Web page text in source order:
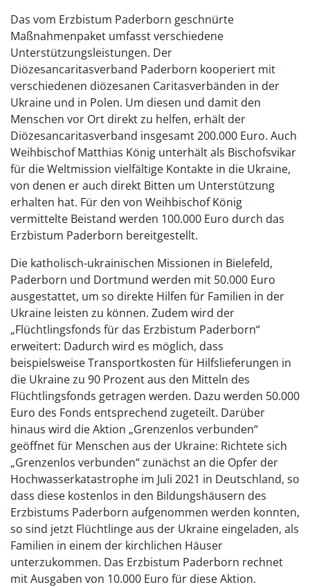
Das vom Erzbistum Paderborn geschnürte
Maßnahmenpaket umfasst verschiedene
Unterstützungsleistungen. Der
Diözesancaritasverband Paderborn kooperiert mit
verschiedenen diözesanen Caritasverbänden in der
Ukraine und in Polen. Um diesen und damit den
Menschen vor Ort direkt zu helfen, erhält der
Diözesancaritasverband insgesamt 200.000 Euro. Auch
Weihbischof Matthias König unterhält als Bischofsvikar
für die Weltmission vielfältige Kontakte in die Ukraine,
von denen er auch direkt Bitten um Unterstützung
erhalten hat. Für den von Weihbischof König
vermittelte Beistand werden 100.000 Euro durch das
Erzbistum Paderborn bereitgestellt.
Die katholisch-ukrainischen Missionen in Bielefeld,
Paderborn und Dortmund werden mit 50.000 Euro
ausgestattet, um so direkte Hilfen für Familien in der
Ukraine leisten zu können. Zudem wird der
„Flüchtlingsfonds für das Erzbistum Paderborn“
erweitert: Dadurch wird es möglich, dass
beispielsweise Transportkosten für Hilfslieferungen in
die Ukraine zu 90 Prozent aus den Mitteln des
Flüchtlingsfonds getragen werden. Dazu werden 50.000
Euro des Fonds entsprechend zugeteilt. Darüber
hinaus wird die Aktion „Grenzenlos verbunden“
geöffnet für Menschen aus der Ukraine: Richtete sich
„Grenzenlos verbunden“ zunächst an die Opfer der
Hochwasserkatastrophe im Juli 2021 in Deutschland, so
dass diese kostenlos in den Bildungshäusern des
Erzbistums Paderborn aufgenommen werden konnten,
so sind jetzt Flüchtlinge aus der Ukraine eingeladen, als
Familien in einem der kirchlichen Häuser
unterzukommen. Das Erzbistum Paderborn rechnet
mit Ausgaben von 10.000 Euro für diese Aktion.